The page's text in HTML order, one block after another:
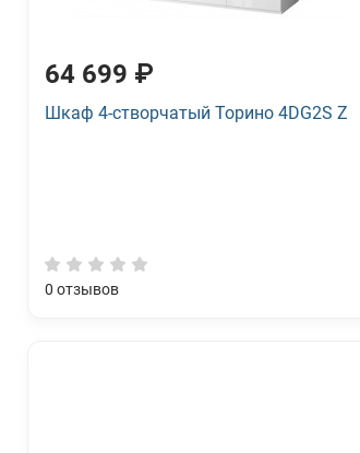
64 699 ₽
Шкаф 4-створчатый Торино 4DG2S Z
0 отзывов